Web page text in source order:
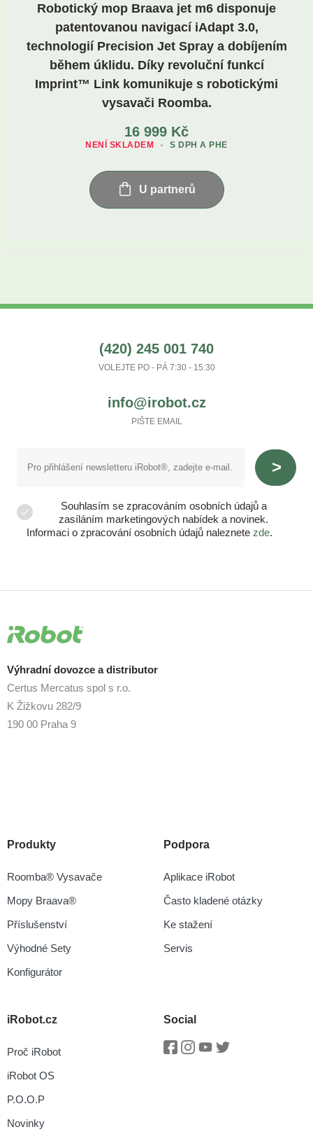
Robotický mop Braava jet m6 disponuje
patentovanou navigací iAdapt 3.0,
technologií Precision Jet Spray a dobíjením
během úklidu. Díky revoluční funkcí
Imprint™ Link komunikuje s robotickými
vysavači Roomba.
16 999 Kč
S DPH A PHE
NENÍ SKLADEM
U partnerů
(420) 245 001 740
VOLEJTE PO - PÁ 7:30 - 15:30
info@irobot.cz
PIŠTE EMAIL
Souhlasím se zpracováním osobních údajů a
zasíláním marketingových nabídek a novinek.
Informaci o zpracování osobních údajů naleznete zde.
Výhradní dovozce a distributor
Certus Mercatus spol s r.o.
K Žižkovu 282/9
190 00 Praha 9
Produkty
Roomba® Vysavače
Mopy Braava®
Příslušenství
Výhodné Sety
Konfigurátor
Podpora
Aplikace iRobot
Často kladené otázky
Ke stažení
Servis
iRobot.cz
Proč iRobot
iRobot OS
P.O.O.P
Novinky
Social
Facebook
Instagram
Youtube